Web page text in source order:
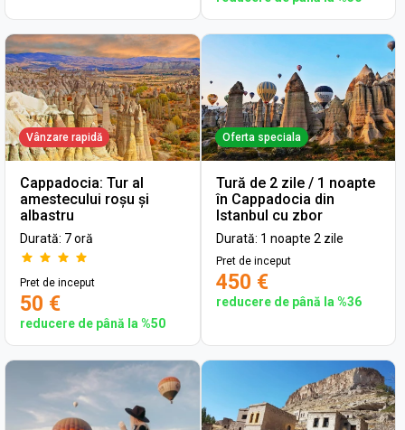
Vânzare rapidă
Cappadocia: Tur al
amestecului roșu și
albastru
Durată: 7 oră
Pret de inceput
50 €
reducere de până la %50
Oferta speciala
Tură de 2 zile / 1 noapte
în Cappadocia din
Istanbul cu zbor
Durată: 1 noapte 2 zile
Pret de inceput
450 €
reducere de până la %36